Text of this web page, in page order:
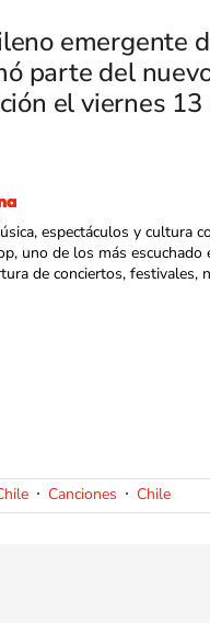
emergente
parte del
el viernes
espectáculos y cultura
uno de los más escuchado
de conciertos, festivales,
Canciones Chile